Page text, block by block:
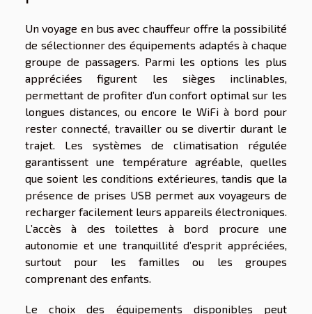
Un voyage en bus avec chauffeur offre la possibilité
de sélectionner des équipements adaptés à chaque
groupe de passagers. Parmi les options les plus
appréciées figurent les sièges inclinables,
permettant de profiter d’un confort optimal sur les
longues distances, ou encore le WiFi à bord pour
rester connecté, travailler ou se divertir durant le
trajet. Les systèmes de climatisation régulée
garantissent une température agréable, quelles
que soient les conditions extérieures, tandis que la
présence de prises USB permet aux voyageurs de
recharger facilement leurs appareils électroniques.
L’accès à des toilettes à bord procure une
autonomie et une tranquillité d’esprit appréciées,
surtout pour les familles ou les groupes
comprenant des enfants.
Le choix des équipements disponibles peut